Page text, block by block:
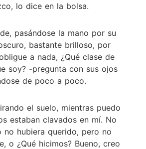
lo dice en la bolsa.
pasándose la mano por su
bastante brilloso, por
a nada, ¿Qué clase de
soy? -pregunta con sus ojos
de poco a poco.
el suelo, mientras puedo
estaban clavados en mí. No
no hubiera querido, pero no
o ¿Qué hicimos? Bueno, creo